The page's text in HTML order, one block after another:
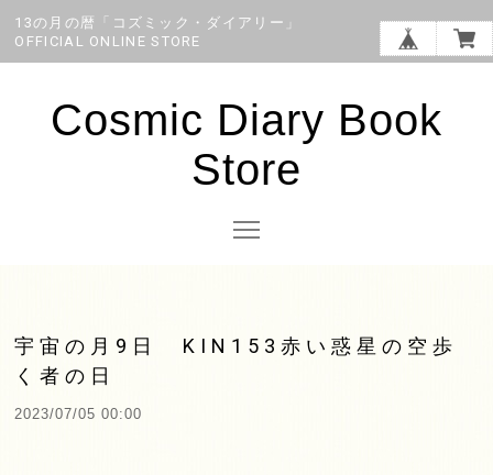
13の月の暦「コズミック・ダイアリー」
OFFICIAL ONLINE STORE
Cosmic Diary Book
Store
宇宙の月9日 KIN153赤い惑星の空歩
く者の日
2023/07/05 00:00